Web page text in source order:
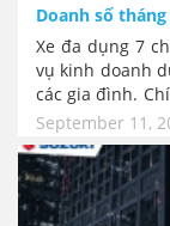
Doanh số
Xe đa dụng 7
vụ kinh doanh
các gia đình.
phân khúc
kinh hoàng,
là Mitsubishi
chiếc.
September 11,